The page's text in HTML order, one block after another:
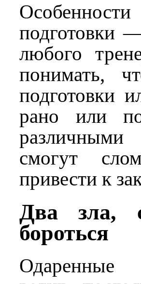
подготовки
любого
понимать,
подготовки
рано или
различными
смогут
привести к
Два зла,
бороться
Одаренные